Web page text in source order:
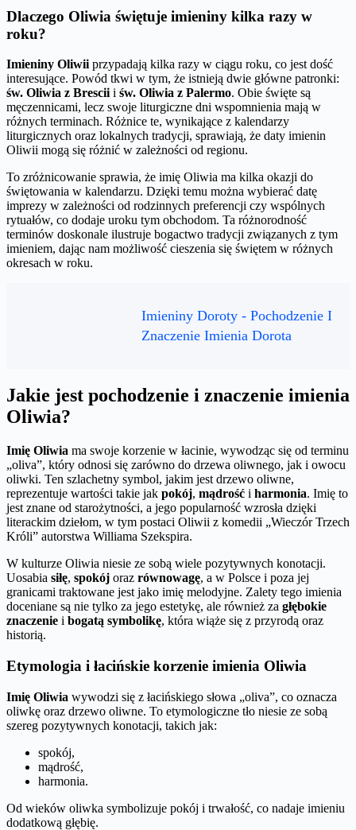
Dlaczego Oliwia świętuje imieniny kilka razy w
roku?
Imieniny Oliwii przypadają kilka razy w ciągu roku, co jest dość
interesujące. Powód tkwi w tym, że istnieją dwie główne patronki:
św. Oliwia z Brescii i św. Oliwia z Palermo. Obie święte są
męczennicami, lecz swoje liturgiczne dni wspomnienia mają w
różnych terminach. Różnice te, wynikające z kalendarzy
liturgicznych oraz lokalnych tradycji, sprawiają, że daty imienin
Oliwii mogą się różnić w zależności od regionu.
To zróżnicowanie sprawia, że imię Oliwia ma kilka okazji do
świętowania w kalendarzu. Dzięki temu można wybierać datę
imprezy w zależności od rodzinnych preferencji czy wspólnych
rytuałów, co dodaje uroku tym obchodom. Ta różnorodność
terminów doskonale ilustruje bogactwo tradycji związanych z tym
imieniem, dając nam możliwość cieszenia się świętem w różnych
okresach w roku.
Imieniny Doroty - Pochodzenie I
Znaczenie Imienia Dorota
Jakie jest pochodzenie i znaczenie imienia
Oliwia?
Imię Oliwia ma swoje korzenie w łacinie, wywodząc się od terminu
„oliva”, który odnosi się zarówno do drzewa oliwnego, jak i owocu
oliwki. Ten szlachetny symbol, jakim jest drzewo oliwne,
reprezentuje wartości takie jak pokój, mądrość i harmonia. Imię to
jest znane od starożytności, a jego popularność wzrosła dzięki
literackim dziełom, w tym postaci Oliwii z komedii „Wieczór Trzech
Króli” autorstwa Williama Szekspira.
W kulturze Oliwia niesie ze sobą wiele pozytywnych konotacji.
Uosabia siłę, spokój oraz równowagę, a w Polsce i poza jej
granicami traktowane jest jako imię melodyjne. Zalety tego imienia
doceniane są nie tylko za jego estetykę, ale również za głębokie
znaczenie i bogatą symbolikę, która wiąże się z przyrodą oraz
historią.
Etymologia i łacińskie korzenie imienia Oliwia
Imię Oliwia wywodzi się z łacińskiego słowa „oliva”, co oznacza
oliwkę oraz drzewo oliwne. To etymologiczne tło niesie ze sobą
szereg pozytywnych konotacji, takich jak:
spokój,
mądrość,
harmonia.
Od wieków oliwka symbolizuje pokój i trwałość, co nadaje imieniu
dodatkową głębię.